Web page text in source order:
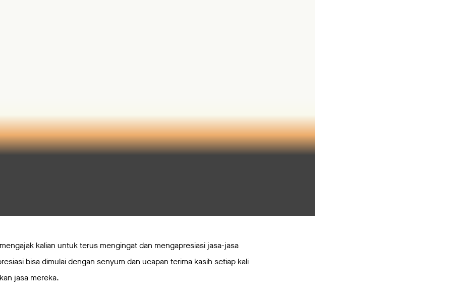
kalian untuk terus mengingat dan mengapresiasi jasa-jasa
bisa dimulai dengan senyum dan ucapan terima kasih setiap kali
jasa mereka.